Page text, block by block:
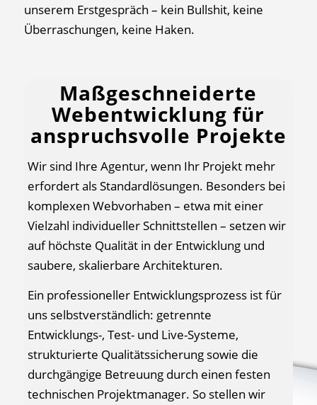
unserem Erstgespräch – kein Bullshit, keine
Überraschungen, keine Haken.
Maßgeschneiderte
Webentwicklung für
anspruchsvolle Projekte
Wir sind Ihre Agentur, wenn Ihr Projekt mehr
erfordert als Standardlösungen. Besonders bei
komplexen Webvorhaben – etwa mit einer
Vielzahl individueller Schnittstellen – setzen wir
auf höchste Qualität in der Entwicklung und
saubere, skalierbare Architekturen.
Ein professioneller Entwicklungsprozess ist für
uns selbstverständlich: getrennte
Entwicklungs-, Test- und Live-Systeme,
strukturierte Qualitätssicherung sowie die
durchgängige Betreuung durch einen festen
technischen Projektmanager. So stellen wir